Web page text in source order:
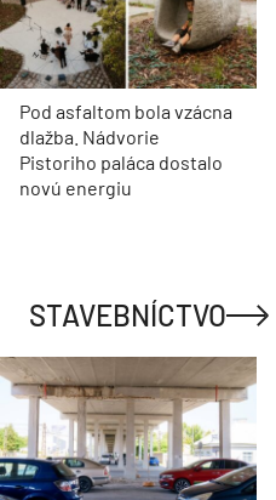
Pod asfaltom bola vzácna
dlažba. Nádvorie
Pistoriho paláca dostalo
novú energiu
STAVEBNÍCTVO